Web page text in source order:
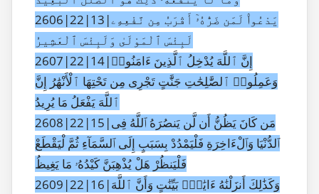
2606|22|13|يَدْعُوا۟ لَمَن ضَرُّهُۥٓ أَقْرَبُ مِن نَّفْعِهِۦ
لَبِئْسَ ٱلْمَوْلَىٰ وَلَبِئْسَ ٱلْعَشِيرُ
2607|22|14|إِنَّ ٱللَّهَ يُدْخِلُ ٱلَّذِينَ ءَامَنُوا۟
وَعَمِلُوا۟ ٱلصَّٰلِحَٰتِ جَنَّٰتٍ تَجْرِى مِن تَحْتِهَا ٱلْأَنْهَٰرُ إِنَّ
ٱللَّهَ يَفْعَلُ مَا يُرِيدُ
2608|22|15|مَن كَانَ يَظُنُّ أَن لَّن يَنصُرَهُ ٱللَّهُ فِى
ٱلدُّنْيَا وَٱلْءَاخِرَةِ فَلْيَمْدُدْ بِسَبَبٍ إِلَى ٱلسَّمَآءِ ثُمَّ لْيَقْطَعْ
فَلْيَنظُرْ هَلْ يُذْهِبَنَّ كَيْدُهُۥ مَا يَغِيظُ
2609|22|16|وَكَذَٰلِكَ أَنزَلْنَٰهُ ءَايَٰتٍۭ بَيِّنَٰتٍ وَأَنَّ ٱللَّهَ